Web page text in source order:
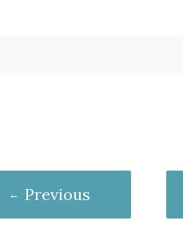
Previous